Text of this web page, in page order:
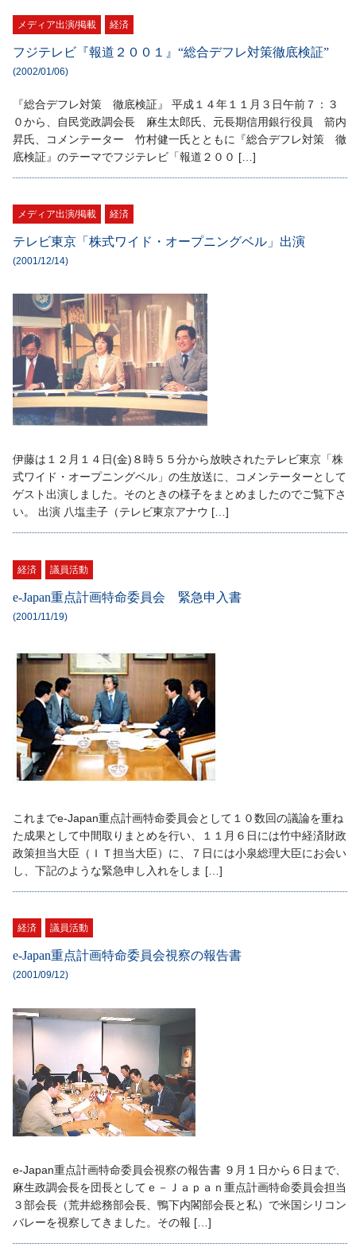
メディア出演/掲載 経済
フジテレビ『報道２００１』“総合デフレ対策徹底検証”
(2002/01/06)
『総合デフレ対策 徹底検証』 平成１４年１１月３日午前７：３
０から、自民党政調会長 麻生太郎氏、元長期信用銀行役員 箭内
昇氏、コメンテーター 竹村健一氏とともに『総合デフレ対策 徹
底検証』のテーマでフジテレビ「報道２００ […]
メディア出演/掲載 経済
テレビ東京「株式ワイド・オープニングベル」出演
(2001/12/14)
伊藤は１２月１４日(金)８時５５分から放映されたテレビ東京「株
式ワイド・オープニングベル」の生放送に、コメンテーターとして
ゲスト出演しました。そのときの様子をまとめましたのでご覧下さ
い。 出演 八塩圭子（テレビ東京アナウ […]
経済 議員活動
e-Japan重点計画特命委員会 緊急申入書
(2001/11/19)
これまでe-Japan重点計画特命委員会として１０数回の議論を重ね
た成果として中間取りまとめを行い、１１月６日には竹中経済財政
政策担当大臣（ＩＴ担当大臣）に、７日には小泉総理大臣にお会い
し、下記のような緊急申し入れをしま […]
経済 議員活動
e-Japan重点計画特命委員会視察の報告書
(2001/09/12)
e-Japan重点計画特命委員会視察の報告書 ９月１日から６日まで、
麻生政調会長を団長としてｅ－Ｊａｐａｎ重点計画特命委員会担当
３部会長（荒井総務部会長、鴨下内閣部会長と私）で米国シリコン
バレーを視察してきました。その報 […]